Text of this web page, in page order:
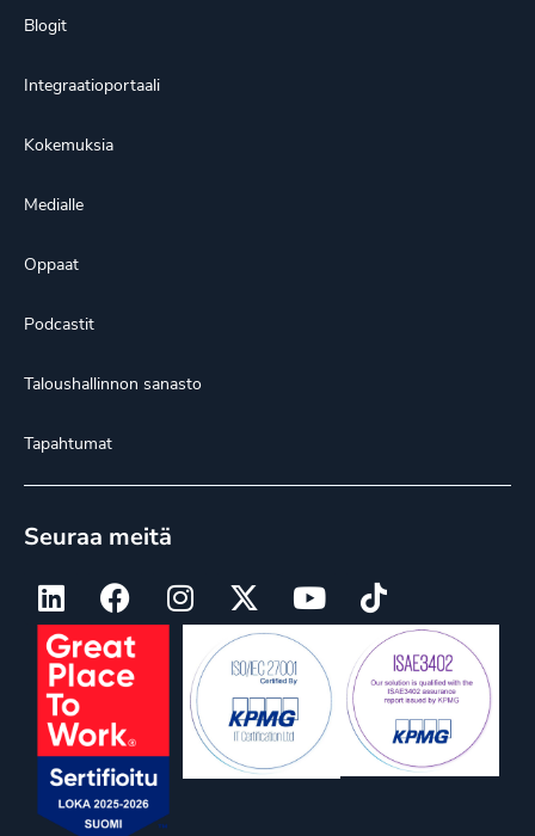
Blogit
Integraatioportaali
Kokemuksia
Medialle
Oppaat
Podcastit
Taloushallinnon sanasto
Tapahtumat
Seuraa meitä